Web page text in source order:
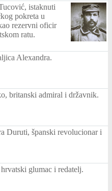
istaknuti
pokreta u
rezervni oficir
ratu.
Alexandra.
britanski admiral i državnik.
Duruti, španski revolucionar i
glumac i redatelj.